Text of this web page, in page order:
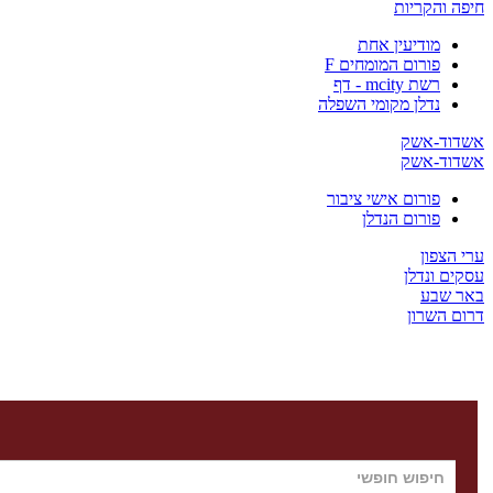
חיפה והקריות
מודיעין אחת
פורום המומחים F
רשת mcity - דף
נדלן מקומי השפלה
אשדוד-אשק
אשדוד-אשק
פורום אישי ציבור
פורום הנדלן
ערי הצפון
עסקים ונדלן
באר שבע
דרום השרון